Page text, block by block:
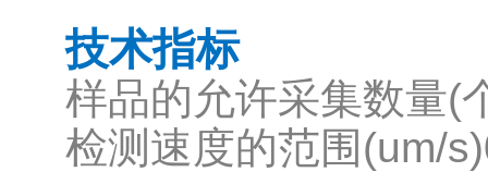
技术指标
样品的允许采集数量(
检测速度的范围(um/